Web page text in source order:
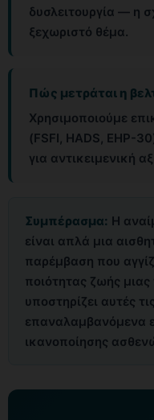
δυσλειτουργία — η
ξεχωριστό θέμα.
Πώς μετράται η
Χρησιμοποιούμε
(FSFI, HADS, EHP-
για αντικειμενική
Συμπέρασμα: Η
είναι απλά μια
παρέμβαση που
ποιότητας ζωής
υποστηρίζει αυτές
επαναλαμβανόμενα
ικανοποίησης